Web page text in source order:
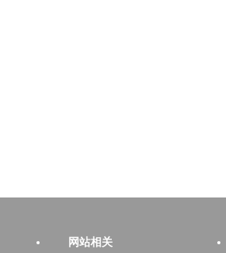
网站相关